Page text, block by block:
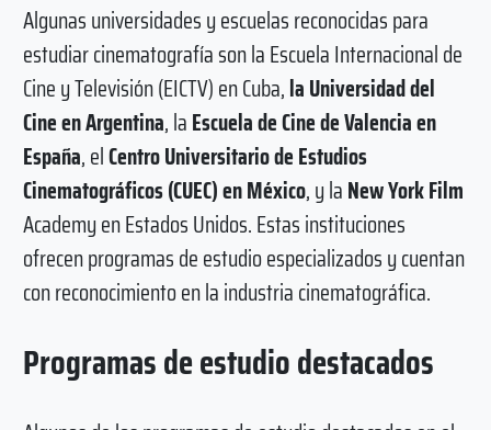
Algunas universidades y escuelas reconocidas para
estudiar cinematografía son la Escuela Internacional de
Cine y Televisión (EICTV) en Cuba,la Universidad del
Cine en Argentina, laEscuela de Cine de Valencia en
España, elCentro Universitario de Estudios
Cinematográficos (CUEC) en México, y laNew York Film
Academy en Estados Unidos. Estas instituciones
ofrecen programas de estudio especializados y cuentan
con reconocimiento en la industria cinematográfica.
Programas de estudio destacados